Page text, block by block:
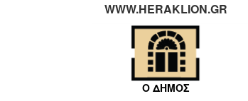
WWW.HERAKLION.GR
Ο ΔΗΜΟΣ